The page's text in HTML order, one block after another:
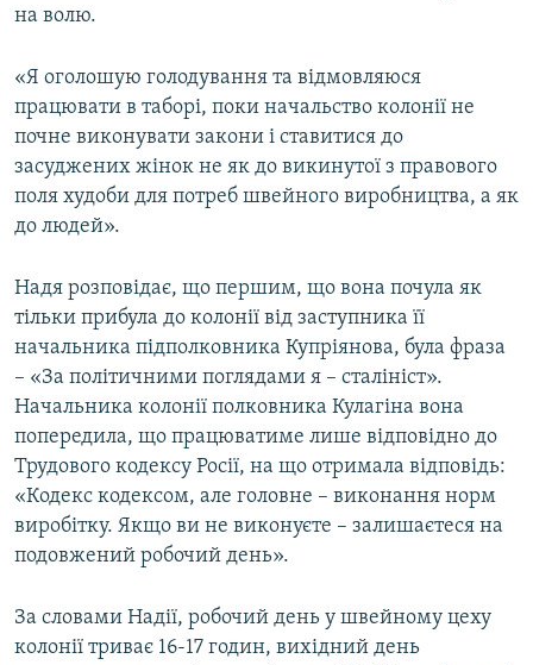
на волю.
«Я оголошую голодування та відмовляюся
працювати в таборі, поки начальство колонії не
почне виконувати закони і ставитися до
засуджених жінок не як до викинутої з правового
поля худоби для потреб швейного виробництва, а як
до людей».
Надя розповідає, що першим, що вона почула як
тільки прибула до колонії від заступника її
начальника підполковника Купріянова, була фраза
– «За політичними поглядами я – сталініст».
Начальника колонії полковника Кулагіна вона
попередила, що працюватиме лише відповідно до
Трудового кодексу Росії, на що отримала відповідь:
«Кодекс кодексом, але головне – виконання норм
виробітку. Якщо ви не виконуєте – залишаєтеся на
подовжений робочий день».
За словами Надії, робочий день у швейному цеху
колонії триває 16-17 годин, вихідний день